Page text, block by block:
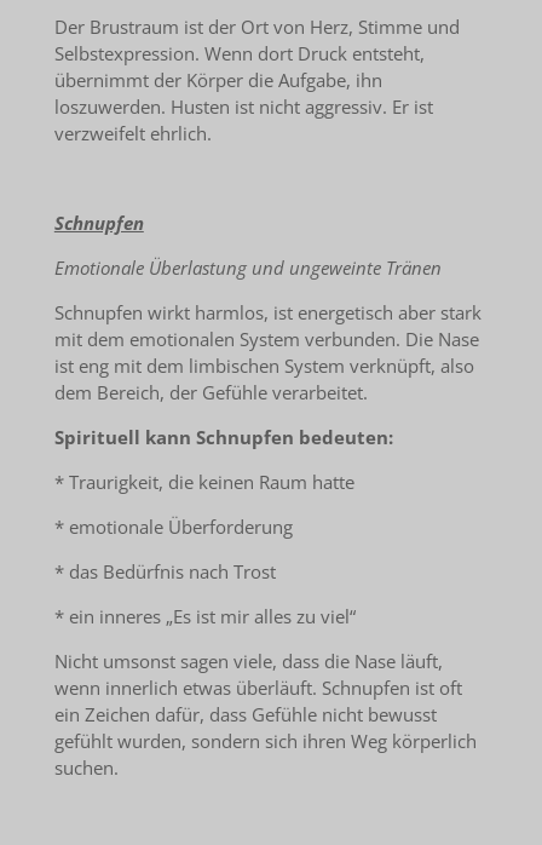
Der Brustraum ist der Ort von Herz, Stimme und
Selbstexpression. Wenn dort Druck entsteht,
übernimmt der Körper die Aufgabe, ihn
loszuwerden. Husten ist nicht aggressiv. Er ist
verzweifelt ehrlich.
Schnupfen
Emotionale Überlastung und ungeweinte Tränen
Schnupfen wirkt harmlos, ist energetisch aber stark
mit dem emotionalen System verbunden. Die Nase
ist eng mit dem limbischen System verknüpft, also
dem Bereich, der Gefühle verarbeitet.
Spirituell kann Schnupfen bedeuten:
* Traurigkeit, die keinen Raum hatte
* emotionale Überforderung
* das Bedürfnis nach Trost
* ein inneres „Es ist mir alles zu viel“
Nicht umsonst sagen viele, dass die Nase läuft,
wenn innerlich etwas überläuft. Schnupfen ist oft
ein Zeichen dafür, dass Gefühle nicht bewusst
gefühlt wurden, sondern sich ihren Weg körperlich
suchen.